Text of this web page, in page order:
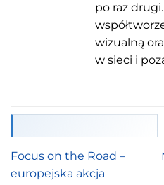
po raz
wizualną
w sieci i
Focus on the Road –
europejska akcja